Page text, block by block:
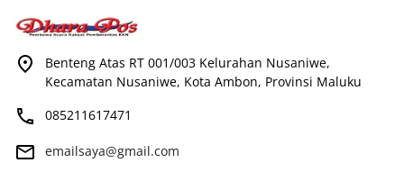
Benteng Atas RT 001/003 Kelurahan Nusaniwe,
Kecamatan Nusaniwe, Kota Ambon, Provinsi Maluku
085211617471
emailsaya@gmail.com